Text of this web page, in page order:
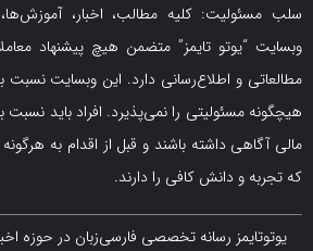
کلیه مطالب، اخبار، آموزش‌ها،
تایمز” متضمن هیچ پیشنهاد معاملاتی
اطلاع‌رسانی دارد. این وبسایت نسبت به ضرر و
را نمی‌پذیرد. افراد باید نسبت به
داشته باشند و قبل از اقدام به هرگونه
دانش کافی را دارند.
رسانه تخصصی فارسی‌زبان در حوزه اخبار فوری و